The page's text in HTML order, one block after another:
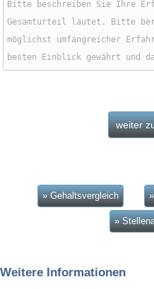
» Gehaltsvergleich
»
Weitere Informationen